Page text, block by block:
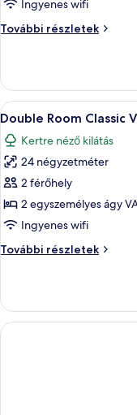
Classic
Ingyenes wifi
További részletek
Double
Building
további
részletei
A
következő
szoba
összes
képének
megtekintése:
Double
Classic
10
Double Room Classic
Kertre néző kilátás
24 négyzetméter
2 férőhely
2 egyszemélyes ágy
Ingyenes wifi
További részletek
Double
további
részletei